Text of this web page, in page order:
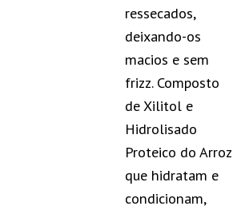
ressecados,
deixando-os
macios e sem
frizz. Composto
de Xilitol e
Hidrolisado
Proteico do Arroz
que hidratam e
condicionam,